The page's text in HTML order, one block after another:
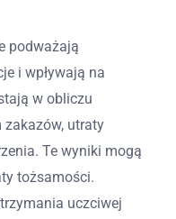
podważają
i wpływają na
w obliczu
zakazów, utraty
Te wyniki mogą
tożsamości.
uczciwej